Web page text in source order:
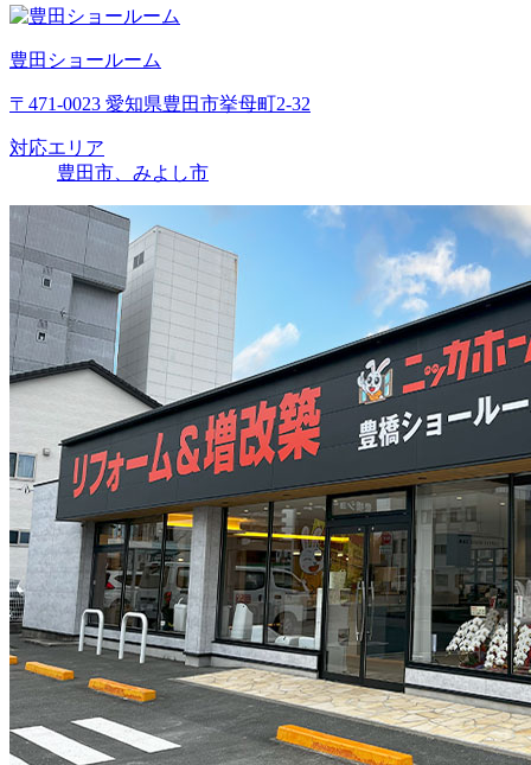
豊田ショールーム
〒471-0023 愛知県豊田市挙母町2-32
対応エリア
豊田市、みよし市